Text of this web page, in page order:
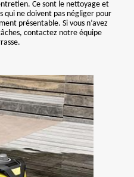
Ce sont le nettoyage et
qui ne doivent pas négliger pour
présentable. Si vous n’avez
contactez notre équipe